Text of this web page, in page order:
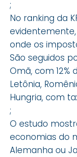
;
No ranking da
onde os
São seguidos
Omã, com 12%
Letônia,
Hungria, com
;
O estudo
economias do
Alemanha ou